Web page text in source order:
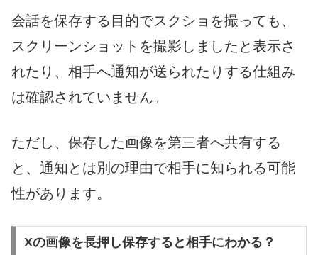
会話を保存する目的でスクショを撮っても、
スクリーンショットを撮影しましたと表示さ
れたり、相手へ通知が送られたりする仕組み
は確認されていません。
ただし、保存した画像を第三者へ共有する
と、通知とは別の理由で相手に知られる可能
性があります。
Xの画像を長押し保存すると相手にわかる？